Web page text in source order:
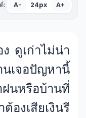
: A- 24px A+
ดูเก่าไม่น่า
อปัญหานี้
หรือบ้านที่
งเสียเงินรี